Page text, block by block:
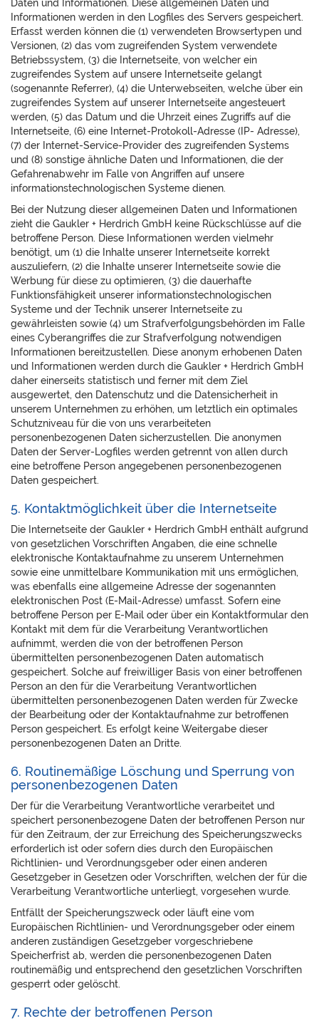
Daten und Informationen. Diese allgemeinen Daten und
Informationen werden in den Logfiles des Servers gespeichert.
Erfasst werden können die (1) verwendeten Browsertypen und
Versionen, (2) das vom zugreifenden System verwendete
Betriebssystem, (3) die Internetseite, von welcher ein
zugreifendes System auf unsere Internetseite gelangt
(sogenannte Referrer), (4) die Unterwebseiten, welche über ein
zugreifendes System auf unserer Internetseite angesteuert
werden, (5) das Datum und die Uhrzeit eines Zugriffs auf die
Internetseite, (6) eine Internet-Protokoll-Adresse (IP- Adresse),
(7) der Internet-Service-Provider des zugreifenden Systems
und (8) sonstige ähnliche Daten und Informationen, die der
Gefahrenabwehr im Falle von Angriffen auf unsere
informationstechnologischen Systeme dienen.
Bei der Nutzung dieser allgemeinen Daten und Informationen
zieht die Gaukler + Herdrich GmbH keine Rückschlüsse auf die
betroffene Person. Diese Informationen werden vielmehr
benötigt, um (1) die Inhalte unserer Internetseite korrekt
auszuliefern, (2) die Inhalte unserer Internetseite sowie die
Werbung für diese zu optimieren, (3) die dauerhafte
Funktionsfähigkeit unserer informationstechnologischen
Systeme und der Technik unserer Internetseite zu
gewährleisten sowie (4) um Strafverfolgungsbehörden im Falle
eines Cyberangriffes die zur Strafverfolgung notwendigen
Informationen bereitzustellen. Diese anonym erhobenen Daten
und Informationen werden durch die Gaukler + Herdrich GmbH
daher einerseits statistisch und ferner mit dem Ziel
ausgewertet, den Datenschutz und die Datensicherheit in
unserem Unternehmen zu erhöhen, um letztlich ein optimales
Schutzniveau für die von uns verarbeiteten
personenbezogenen Daten sicherzustellen. Die anonymen
Daten der Server-Logfiles werden getrennt von allen durch
eine betroffene Person angegebenen personenbezogenen
Daten gespeichert.
5. Kontaktmöglichkeit über die Internetseite
Die Internetseite der Gaukler + Herdrich GmbH enthält aufgrund
von gesetzlichen Vorschriften Angaben, die eine schnelle
elektronische Kontaktaufnahme zu unserem Unternehmen
sowie eine unmittelbare Kommunikation mit uns ermöglichen,
was ebenfalls eine allgemeine Adresse der sogenannten
elektronischen Post (E-Mail-Adresse) umfasst. Sofern eine
betroffene Person per E-Mail oder über ein Kontaktformular den
Kontakt mit dem für die Verarbeitung Verantwortlichen
aufnimmt, werden die von der betroffenen Person
übermittelten personenbezogenen Daten automatisch
gespeichert. Solche auf freiwilliger Basis von einer betroffenen
Person an den für die Verarbeitung Verantwortlichen
übermittelten personenbezogenen Daten werden für Zwecke
der Bearbeitung oder der Kontaktaufnahme zur betroffenen
Person gespeichert. Es erfolgt keine Weitergabe dieser
personenbezogenen Daten an Dritte.
6. Routinemäßige Löschung und Sperrung von
personenbezogenen Daten
Der für die Verarbeitung Verantwortliche verarbeitet und
speichert personenbezogene Daten der betroffenen Person nur
für den Zeitraum, der zur Erreichung des Speicherungszwecks
erforderlich ist oder sofern dies durch den Europäischen
Richtlinien- und Verordnungsgeber oder einen anderen
Gesetzgeber in Gesetzen oder Vorschriften, welchen der für die
Verarbeitung Verantwortliche unterliegt, vorgesehen wurde.
Entfällt der Speicherungszweck oder läuft eine vom
Europäischen Richtlinien- und Verordnungsgeber oder einem
anderen zuständigen Gesetzgeber vorgeschriebene
Speicherfrist ab, werden die personenbezogenen Daten
routinemäßig und entsprechend den gesetzlichen Vorschriften
gesperrt oder gelöscht.
7. Rechte der betroffenen Person